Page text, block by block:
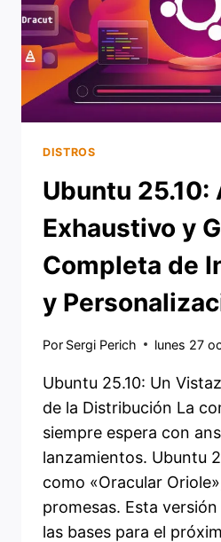
DISTROS
Ubuntu 25.10:
Exhaustivo y
Completa de
y
Por Sergi Perich lunes 27
Ubuntu 25.10: Un
de la Distribución La
siempre espera con
lanzamientos. Ubuntu
como «Oracular
promesas. Esta
las bases para el